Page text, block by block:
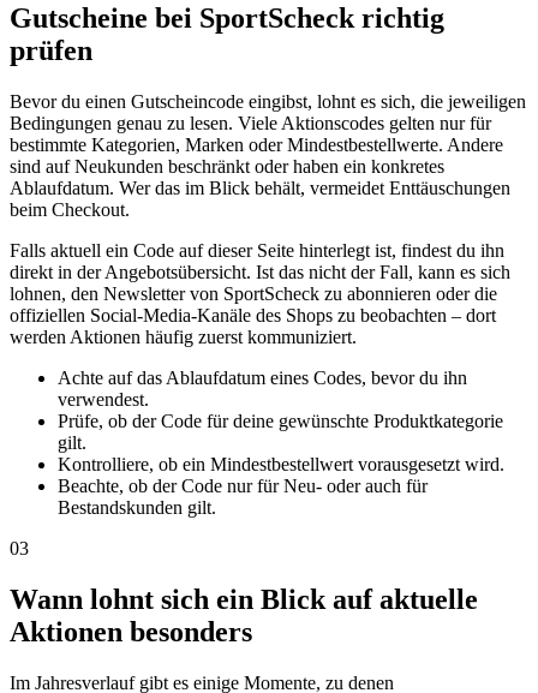
Gutscheine bei SportScheck richtig
prüfen
Bevor du einen Gutscheincode eingibst, lohnt es sich, die jeweiligen
Bedingungen genau zu lesen. Viele Aktionscodes gelten nur für
bestimmte Kategorien, Marken oder Mindestbestellwerte. Andere
sind auf Neukunden beschränkt oder haben ein konkretes
Ablaufdatum. Wer das im Blick behält, vermeidet Enttäuschungen
beim Checkout.
Falls aktuell ein Code auf dieser Seite hinterlegt ist, findest du ihn
direkt in der Angebotsübersicht. Ist das nicht der Fall, kann es sich
lohnen, den Newsletter von SportScheck zu abonnieren oder die
offiziellen Social-Media-Kanäle des Shops zu beobachten – dort
werden Aktionen häufig zuerst kommuniziert.
Achte auf das Ablaufdatum eines Codes, bevor du ihn
verwendest.
Prüfe, ob der Code für deine gewünschte Produktkategorie
gilt.
Kontrolliere, ob ein Mindestbestellwert vorausgesetzt wird.
Beachte, ob der Code nur für Neu- oder auch für
Bestandskunden gilt.
03
Wann lohnt sich ein Blick auf aktuelle
Aktionen besonders
Im Jahresverlauf gibt es einige Momente, zu denen